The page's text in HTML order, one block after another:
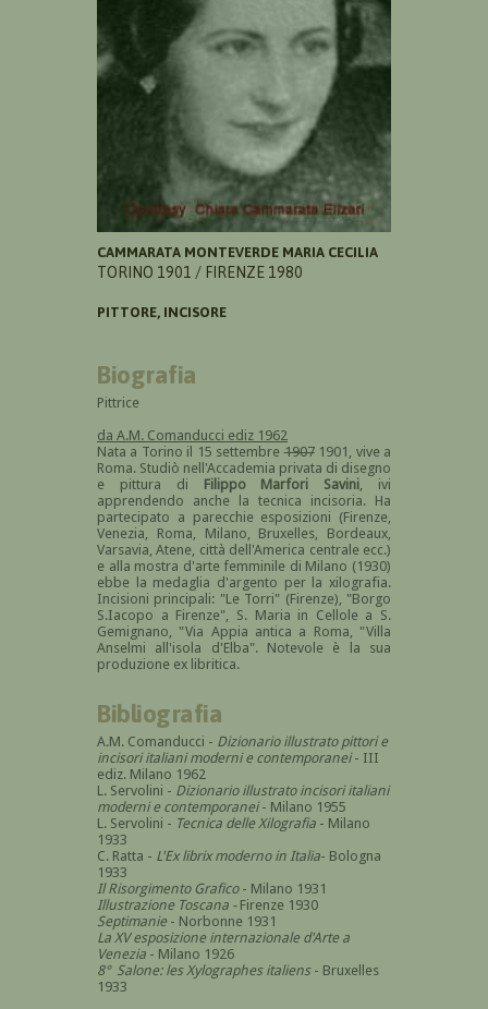
CAMMARATA MONTEVERDE MARIA CECILIA
TORINO 1901 / FIRENZE 1980
PITTORE, INCISORE
Biografia
Pittrice
da A.M. Comanducci ediz 1962
Nata a Torino il 15 settembre19071901, vive a
Roma. Studiò nell'Accademia privata di disegno
e pittura di Filippo Marfori Savini , ivi
apprendendo anche la tecnica incisoria. Ha
partecipato a parecchie esposizioni (Firenze,
Venezia, Roma, Milano, Bruxelles, Bordeaux,
Varsavia, Atene, città dell'America centrale ecc.)
e alla mostra d'arte femminile di Milano (1930)
ebbe la medaglia d'argento per la xilografia.
Incisioni principali: "Le Torri" (Firenze), "Borgo
S.Iacopo a Firenze", S. Maria in Cellole a S.
Gemignano, "Via Appia antica a Roma, "Villa
Anselmi all'isola d'Elba". Notevole è la sua
produzione ex libritica.
Bibliografia
A.M. Comanducci - Dizionario illustrato pittori e
incisori italiani moderni e contemporanei- III
ediz. Milano 1962
L. Servolini - Dizionario illustrato incisori italiani
moderni e contemporanei- Milano 1955
L. Servolini - Tecnica delle Xilografia - Milano
1933
C. Ratta - L'Ex librix moderno in Italia- Bologna
1933
Il Risorgimento Grafico- Milano 1931
Illustrazione Toscana -Firenze 1930
Septimanie - Norbonne 1931
La XV esposizione internazionale d'Arte a
Venezia - Milano 1926
8° Salone: les Xylographes italiens- Bruxelles
1933